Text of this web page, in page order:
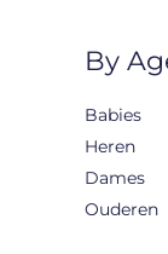
By
Babies
Heren
Dames
Ouderen